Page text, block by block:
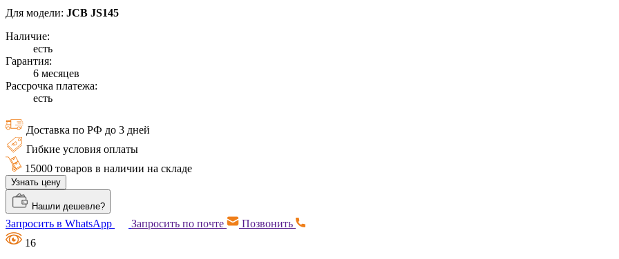
Для модели: JCB JS145
Наличие:
есть
Гарантия:
6 месяцев
Рассрочка платежа:
есть
Доставка по РФ до 3 дней
Гибкие условия оплаты
15000 товаров в наличии на складе
Узнать цену
Нашли дешевле?
Запросить в WhatsApp Запросить по почте
Позвонить
16